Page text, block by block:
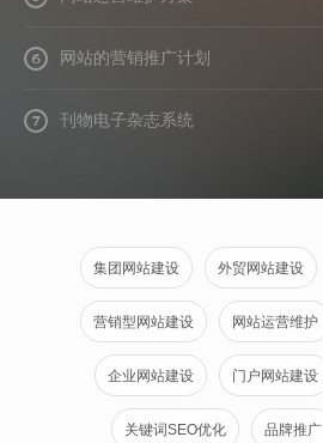
6 网站的营销推广计划
7 刊物电子杂志系统
集团网站建设 外贸网站建设
营销型网站建设 网站运营维护
企业网站建设 门户网站建设
关键词SEO优化 品牌推广